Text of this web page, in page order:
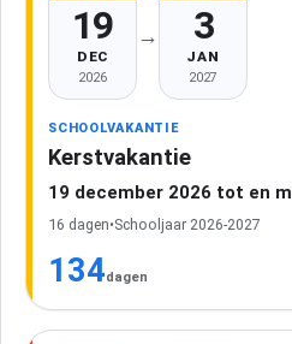
19
DEC
2026
→ 3
JAN
2027
SCHOOLVAKANTIE
Kerstvakantie
19 december 2026 tot en
16 dagen•Schooljaar 2026-2027
134dagen